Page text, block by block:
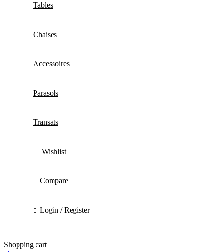
Tables
Chaises
Accessoires
Parasols
Transats
Wishlist
Compare
Login / Register
Shopping cart